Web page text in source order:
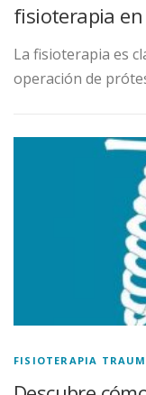
fisioterapia en
La fisioterapia es
operación de
FISIOTERAPIA